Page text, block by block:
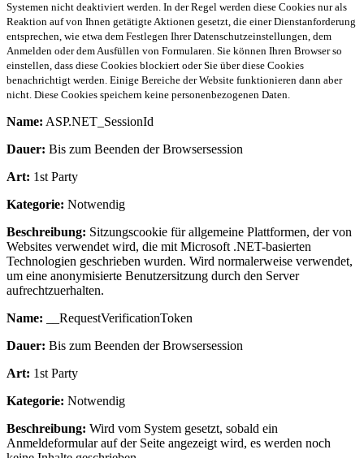
Systemen nicht deaktiviert werden. In der Regel werden diese Cookies nur als
Reaktion auf von Ihnen getätigte Aktionen gesetzt, die einer Dienstanforderung
entsprechen, wie etwa dem Festlegen Ihrer Datenschutzeinstellungen, dem
Anmelden oder dem Ausfüllen von Formularen. Sie können Ihren Browser so
einstellen, dass diese Cookies blockiert oder Sie über diese Cookies
benachrichtigt werden. Einige Bereiche der Website funktionieren dann aber
nicht. Diese Cookies speichern keine personenbezogenen Daten.
Name: ASP.NET_SessionId
Dauer: Bis zum Beenden der Browsersession
Art: 1st Party
Kategorie: Notwendig
Beschreibung: Sitzungscookie für allgemeine Plattformen, der von
Websites verwendet wird, die mit Microsoft .NET-basierten
Technologien geschrieben wurden. Wird normalerweise verwendet,
um eine anonymisierte Benutzersitzung durch den Server
aufrechtzuerhalten.
Name: __RequestVerificationToken
Dauer: Bis zum Beenden der Browsersession
Art: 1st Party
Kategorie: Notwendig
Beschreibung: Wird vom System gesetzt, sobald ein
Anmeldeformular auf der Seite angezeigt wird, es werden noch